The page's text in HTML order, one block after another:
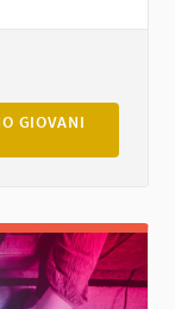
GIOVANI CARPANETO
GIOVANI